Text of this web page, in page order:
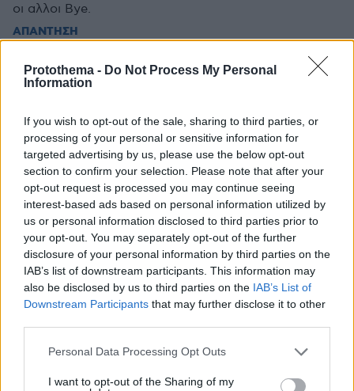
Protothema - Do Not Process My Personal
Information
If you wish to opt-out of the sale, sharing to third parties, or
processing of your personal or sensitive information for
targeted advertising by us, please use the below opt-out
section to confirm your selection. Please note that after your
opt-out request is processed you may continue seeing
interest-based ads based on personal information utilized by
us or personal information disclosed to third parties prior to
your opt-out. You may separately opt-out of the further
disclosure of your personal information by third parties on the
IAB’s list of downstream participants. This information may
also be disclosed by us to third parties on the IAB’s List of
Downstream Participants that may further disclose it to other
Please note that this website/app uses one or more Google
not limited to your visit or usage behaviour. You may click to
Personal Data Processing Opt Outs
I want to opt-out of the Sharing of my
οι αλλοι Bye.
ΑΠΑΝΤΗΣΗ
Λιάκος Αντώνης
18.05.2025, 15:37
κολλητός του Κουλη, σε υπαλλήλους που δεν
δέχονται να υπογράψουν τα αίσχη. Που να μην
ήταν μόνιμοι! Ενδεικτικά, ανακαίνιση Θεάτρου _
διατηρητέου _ 17.200.000 . Χωρίς τη συνέχεια.
Αντε βόδια
ΑΠΑΝΤΗΣΗ
Mpia
18.05.2025, 14:34
Ποιος σας πλήρωσε για να χειραγωγείτε στην άρση
της μονιμότητας στο δημόσιο;
ΑΠΑΝΤΗΣΗ
18.05.2025, 15:23